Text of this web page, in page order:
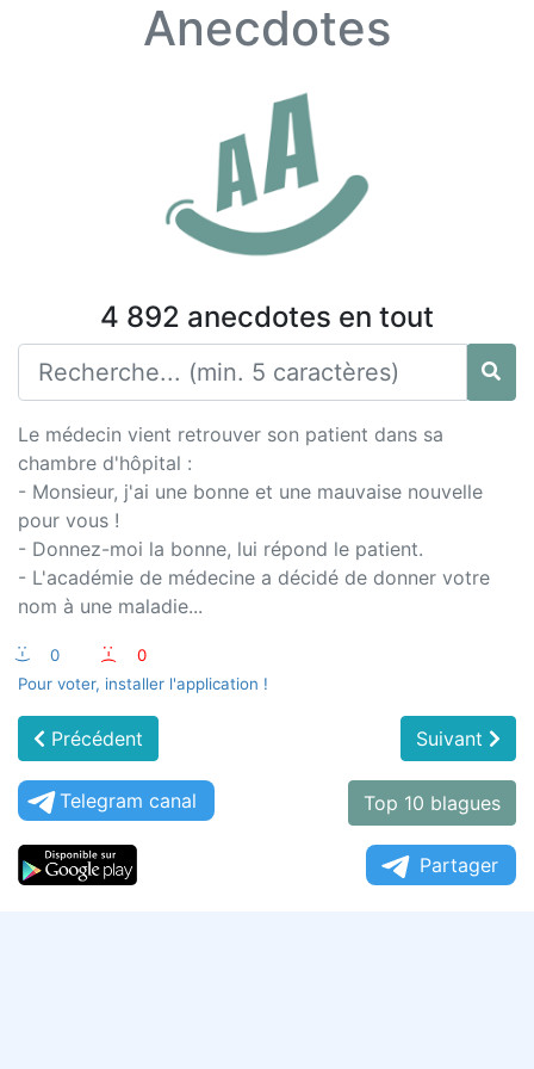
Anecdotes
4 892 anecdotes en tout
Le médecin vient retrouver son patient dans sa
chambre d'hôpital :
- Monsieur, j'ai une bonne et une mauvaise nouvelle
pour vous !
- Donnez-moi la bonne, lui répond le patient.
- L'académie de médecine a décidé de donner votre
nom à une maladie...
:-) 0 :-(
0
Pour voter, installer l'application !
Précédent Suivant
Telegram canal Top 10 blagues
Partager